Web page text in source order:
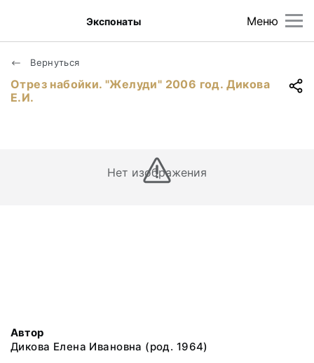
Меню
Экспонаты
Вернуться
Отрез набойки. "Желуди" 2006 год. Дикова
Е.И.
Нет изображения
Автор
Дикова Елена Ивановна (род. 1964)